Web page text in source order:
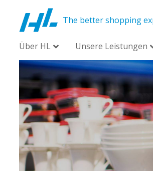
The better shopping
Über HL Unsere Leistungen